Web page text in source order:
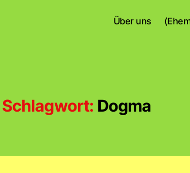
Über uns
Schlagwort: Dogma